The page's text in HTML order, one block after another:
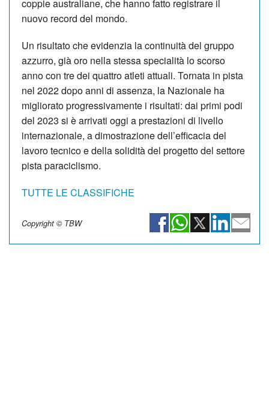
coppie australiane, che hanno fatto registrare il
nuovo record del mondo.
Un risultato che evidenzia la continuità del gruppo
azzurro, già oro nella stessa specialità lo scorso
anno con tre dei quattro atleti attuali. Tornata in pista
nel 2022 dopo anni di assenza, la Nazionale ha
migliorato progressivamente i risultati: dai primi podi
del 2023 si è arrivati oggi a prestazioni di livello
internazionale, a dimostrazione dell’efficacia del
lavoro tecnico e della solidità del progetto del settore
pista paraciclismo.
TUTTE LE CLASSIFICHE
Copyright © TBW